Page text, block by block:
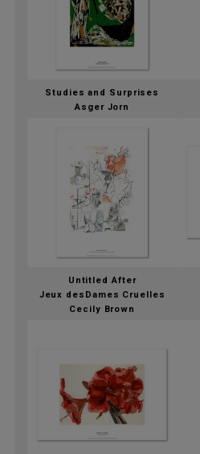
Studies and Surprises
Asger Jorn
Untitled After
Jeux desDames Cruelles
Cecily Brown